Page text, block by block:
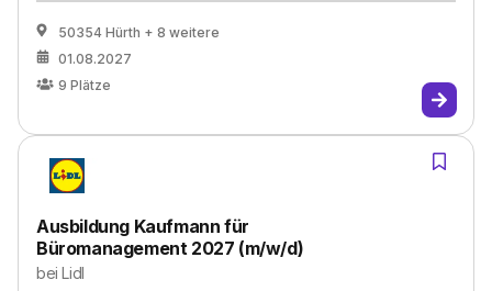
50354 Hürth + 8 weitere
01.08.2027
9 Plätze
Ausbildung Kaufmann für
Büromanagement 2027 (m/w/d)
beiLidl